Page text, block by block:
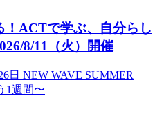
！ACTで学ぶ、自分らし
8/11（火）開催